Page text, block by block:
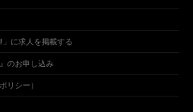
」に求人を掲載する
のお申し込み
リシー）